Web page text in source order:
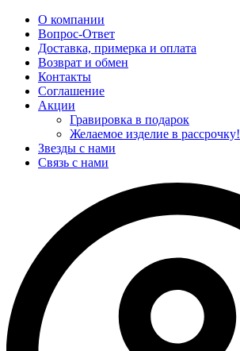
О компании
Вопрос-Ответ
Доставка, примерка и оплата
Возврат и обмен
Контакты
Соглашение
Акции
Гравировка в подарок
Желаемое изделие в рассрочку!
Звезды с нами
Связь с нами